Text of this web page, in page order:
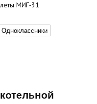
МИГ-31
Одноклассники